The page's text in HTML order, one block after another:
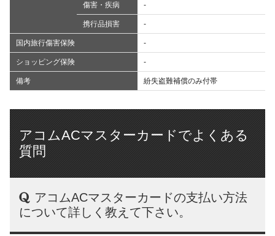
傷害・疾病 -
携行品損害 -
国内旅行傷害保険 -
ショッピング保険 -
備考 紛失盗難補償のみ付帯
アコムACマスターカードでよくある
質問
アコムACマスターカードの支払い方法
について詳しく教えて下さい。